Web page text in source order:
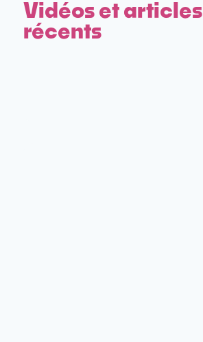
Vidéos et articles
récents